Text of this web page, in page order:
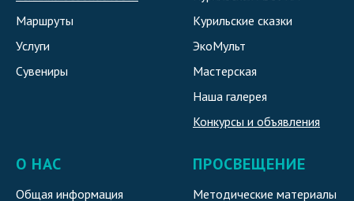
Маршруты
Услуги
Сувениры
Курильские сказки
ЭкоМульт
Мастерская
Наша галерея
Конкурсы и объявления
О НАС
Общая информация
ПРОСВЕЩЕНИЕ
Методические материалы